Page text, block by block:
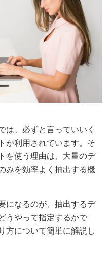
は、必ずと言っていいく
が利用されています。そ
を使う理由は、大量のデ
みを効率よく抽出する機
になるのが、抽出するデ
うやって指定するかで
方について簡単に解説し